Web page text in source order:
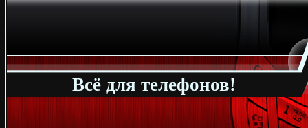
Всё для телефонов!